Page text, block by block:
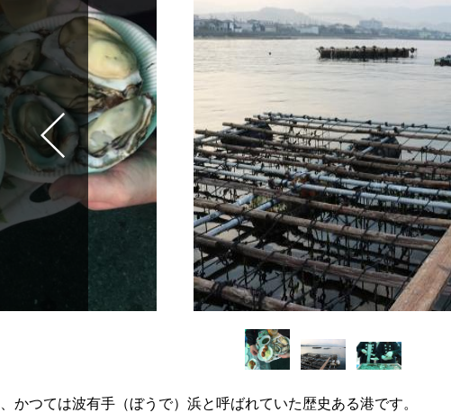
かつては波有手（ぼうで）浜と呼ばれていた歴史ある港です。